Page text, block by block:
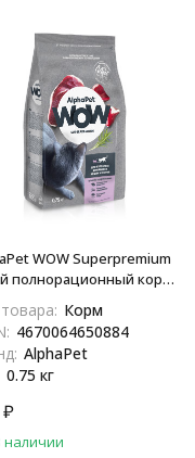
WOW Superpremium
полнорационный корм
и котов с уткой и
- 750 г
Корм
4670064650884
AlphaPet
0.75 кг
₽
наличии